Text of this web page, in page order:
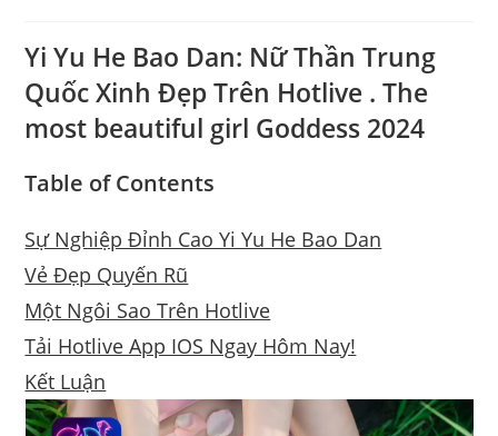
Yi Yu He Bao Dan: Nữ Thần Trung
Quốc Xinh Đẹp Trên Hotlive . The
most beautiful girl Goddess 2024
Table of Contents
Sự Nghiệp Đỉnh Cao Yi Yu He Bao Dan
Vẻ Đẹp Quyến Rũ
Một Ngôi Sao Trên Hotlive
Tải Hotlive App IOS Ngay Hôm Nay!
Kết Luận